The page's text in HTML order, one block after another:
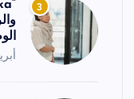
3
أبريل